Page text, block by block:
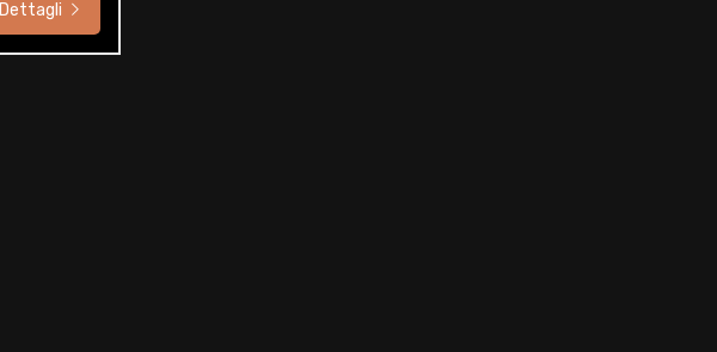
Dettagli